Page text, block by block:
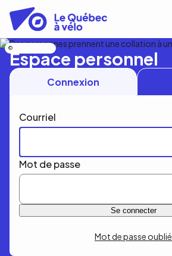
contenu
principal
Espace personnel
Connexion
Courriel
Mot de passe
Mot de passe oublié